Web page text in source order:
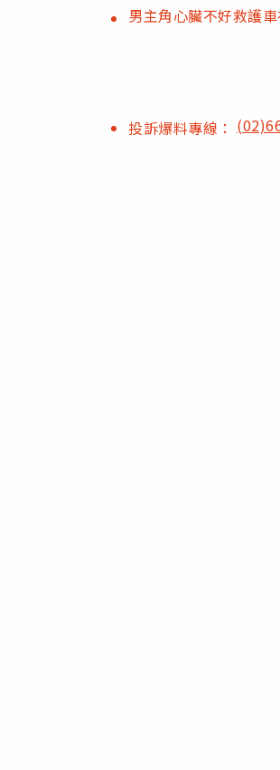
男主角心臟不好救護
投訴爆料專線：